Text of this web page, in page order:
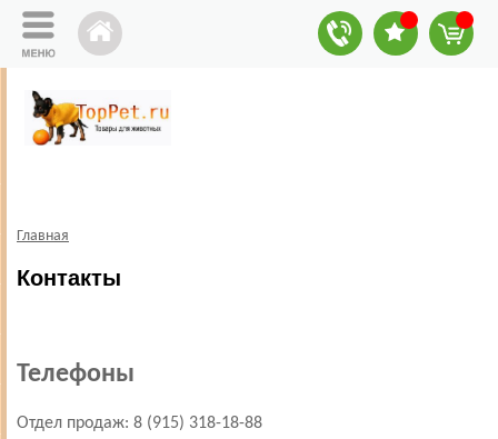
Главная
Контакты
Телефоны
Отдел продаж: 8 (915) 318-18-88